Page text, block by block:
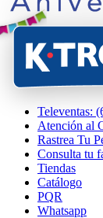
Televentas:
Atención al
Rastrea Tu
Consulta tu
Tiendas
Catálogo
PQR
Whatsapp